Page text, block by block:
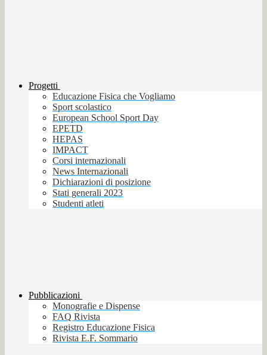
Progetti
Educazione Fisica che Vogliamo
Sport scolastico
European School Sport Day
EPETD
HEPAS
IMPACT
Corsi internazionali
News Internazionali
Dichiarazioni di posizione
Stati generali 2023
Studenti atleti
Pubblicazioni
Monografie e Dispense
FAQ Rivista
Registro Educazione Fisica
Rivista E.F. Sommario